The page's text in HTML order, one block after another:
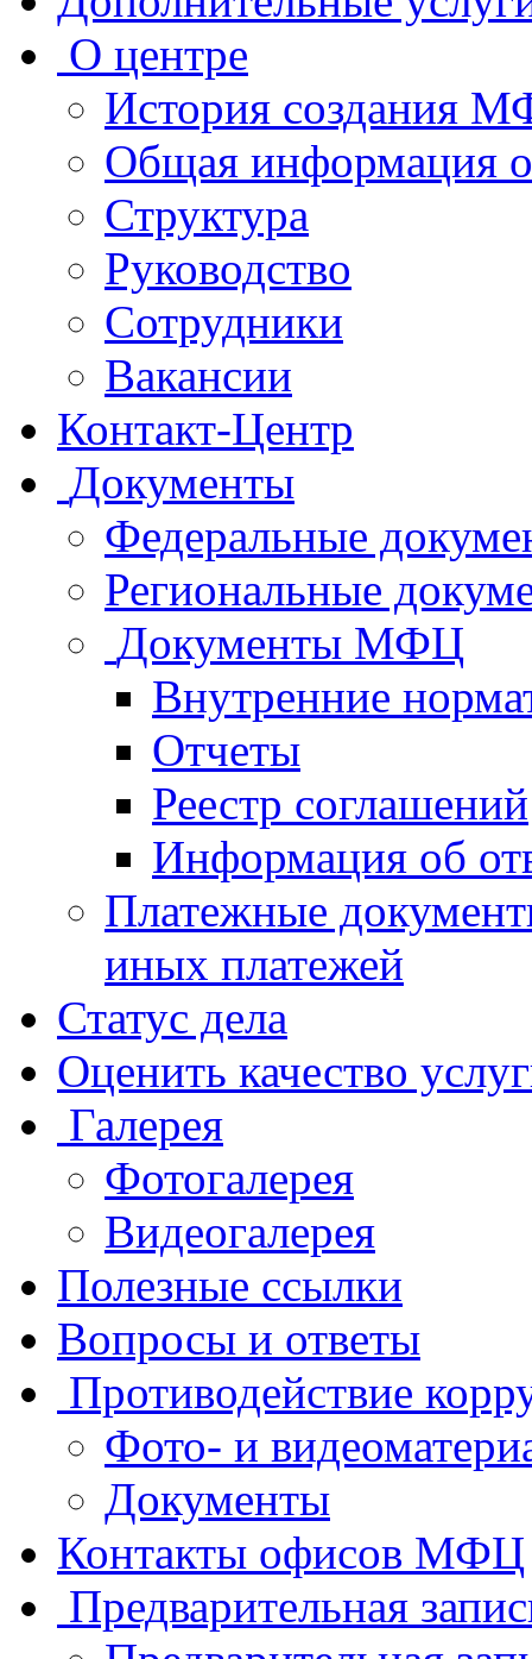
О центре
История создания
Общая
Структура
Руководство
Сотрудники
Вакансии
Контакт-Центр
Документы
Федеральные
Региональные
Документы МФЦ
Внутренние
Отчеты
Реестр соглашений
Информация об
Платежные
иных платежей
Статус дела
Оценить качество
Галерея
Фотогалерея
Видеогалерея
Полезные ссылки
Вопросы и ответы
Противодействие
Фото- и
Документы
Контакты офисов МФЦ
Предварительная